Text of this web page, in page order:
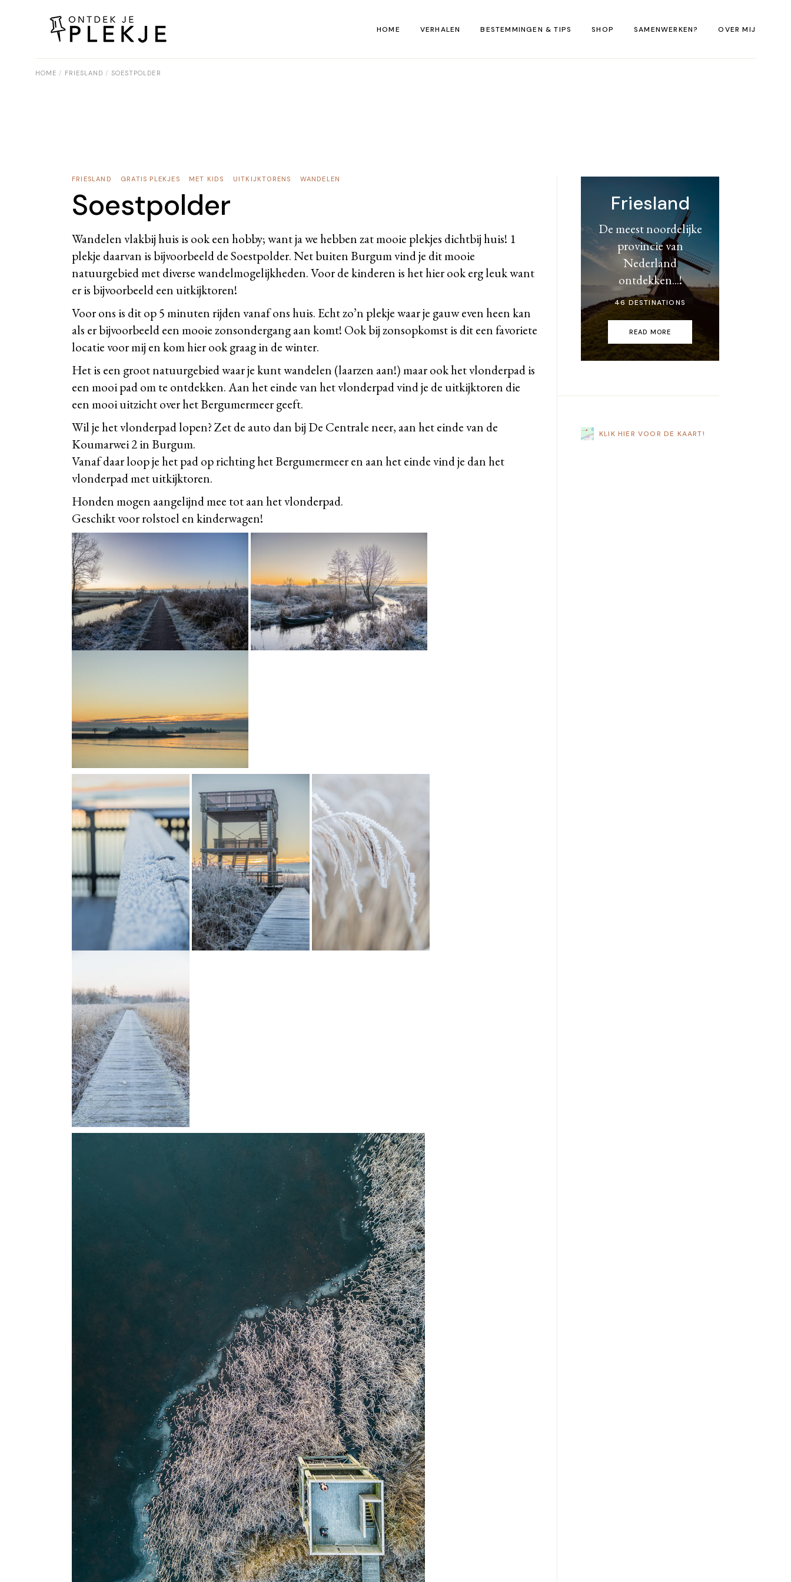
HOME VERHALEN BESTEMMINGEN & TIPS SHOP SAMENWERKEN? OVER MIJ
HOME FRIESLAND SOESTPOLDER
FRIESLAND GRATIS PLEKJES MET KIDS UITKIJKTORENS WANDELEN
Soestpolder
Wandelen vlakbij huis is ook een hobby; want ja we hebben zat mooie plekjes dichtbij huis! 1
plekje daarvan is bijvoorbeeld de Soestpolder. Net buiten Burgum vind je dit mooie
natuurgebied met diverse wandelmogelijkheden. Voor de kinderen is het hier ook erg leuk want
er is bijvoorbeeld een uitkijktoren!
Voor ons is dit op 5 minuten rijden vanaf ons huis. Echt zo’n plekje waar je gauw even heen kan
als er bijvoorbeeld een mooie zonsondergang aan komt! Ook bij zonsopkomst is dit een favoriete
locatie voor mij en kom hier ook graag in de winter.
Het is een groot natuurgebied waar je kunt wandelen (laarzen aan!) maar ook het vlonderpad is
een mooi pad om te ontdekken. Aan het einde van het vlonderpad vind je de uitkijktoren die
een mooi uitzicht over het Bergumermeer geeft.
Wil je het vlonderpad lopen? Zet de auto dan bij De Centrale neer, aan het einde van de
Koumarwei 2 in Burgum.
Vanaf daar loop je het pad op richting het Bergumermeer en aan het einde vind je dan het
vlonderpad met uitkijktoren.
Honden mogen aangelijnd mee tot aan het vlonderpad.
Geschikt voor rolstoel en kinderwagen!
Friesland
De meest noordelijke
provincie van
Nederland
ontdekken...!
46 DESTINATIONS
READ MORE
KLIK HIER VOOR DE KAART!